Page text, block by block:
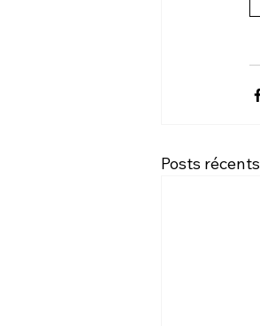
Posts récents